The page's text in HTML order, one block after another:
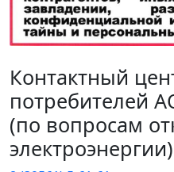
Контактный
потребителей
(по вопросам
электроэнергии)